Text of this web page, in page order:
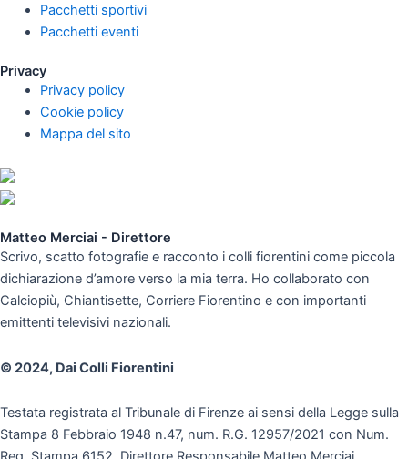
Pacchetti sportivi
Pacchetti eventi
Privacy
Privacy policy
Cookie policy
Mappa del sito
Matteo Merciai - Direttore
Scrivo, scatto fotografie e racconto i colli fiorentini come piccola
dichiarazione d’amore verso la mia terra. Ho collaborato con
Calciopiù, Chiantisette, Corriere Fiorentino e con importanti
emittenti televisivi nazionali.
© 2024, Dai Colli Fiorentini
Testata registrata al Tribunale di Firenze ai sensi della Legge sulla
Stampa 8 Febbraio 1948 n.47, num. R.G. 12957/2021 con Num.